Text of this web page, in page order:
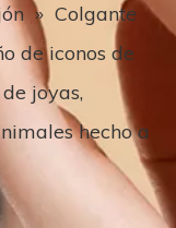
» Colgante
de iconos de
joyas,
hecho a